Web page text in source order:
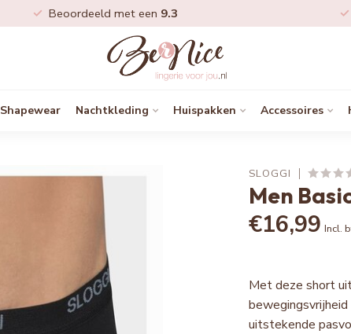
Beoordeeld met een 9.3
Shapewear Nachtkleding Huispakken Accessoires
SLOGGI
Men
€16,99 Incl.
Met deze short
uitstekende